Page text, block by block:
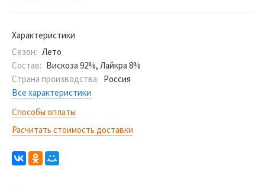
Характеристики
Сезон: Лето
Состав: Вискоза 92%, Лайкра 8%
Страна производства: Россия
Все характеристики
Способы оплаты
Расчитать стоимость доставки